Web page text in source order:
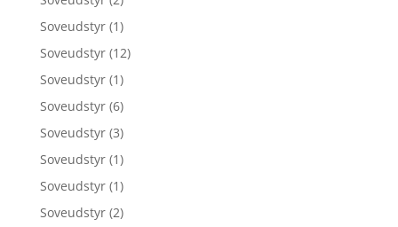
Soveudstyr (1)
Soveudstyr (12)
Soveudstyr (1)
Soveudstyr (6)
Soveudstyr (3)
Soveudstyr (1)
Soveudstyr (1)
Soveudstyr (2)